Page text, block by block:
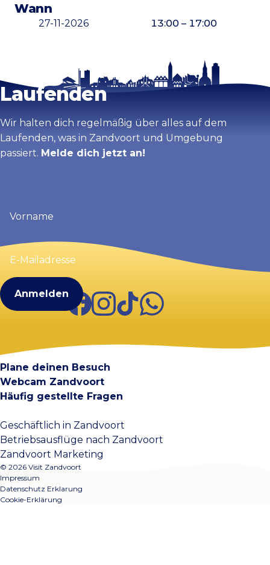
Wann
27-11-2026 13:00 – 17:00
Karte vergrößern
Bleib auf dem
Laufenden
Wir halten dich regelmäßig über alles auf dem
Laufenden, was in Zandvoort und Umgebung
passiert. Melde dich jetzt an!
(erforderlich)
E-
Mailadresse
FacebookInstagram
TikTokWhatsApp
Plane deinen Besuch
Webcam Zandvoort
Häufig gestellte Fragen
Geschäftlich in Zandvoort
Betriebsausflüge nach Zandvoort
Zandvoort Marketing
© 2026 Visit Zandvoort
Impressum
Datenschutz Erklarung
Cookie-Erklärung